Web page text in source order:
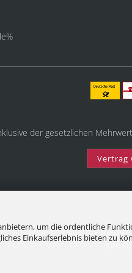
um die ordentliche
Einkaufserlebnis bieten zu
der gesetzlichen
Vertrag
Internetshopby Gambio.de